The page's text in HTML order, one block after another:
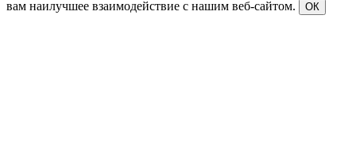
вам наилучшее взаимодействие с нашим веб-сайтом.
ОК